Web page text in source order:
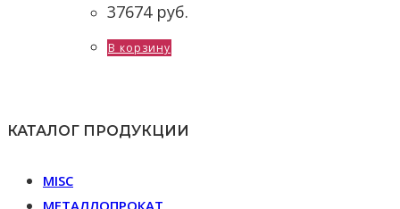
37674 руб.
В корзину
КАТАЛОГ ПРОДУКЦИИ
MISC